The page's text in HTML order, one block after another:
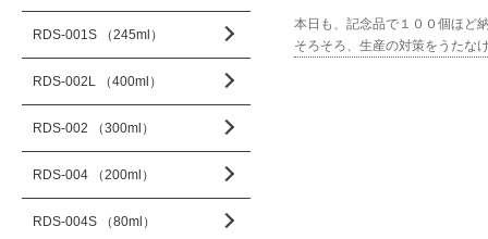
本日も、記念品で１００個ほど
そろそろ、生産の対策をうたな
RDS-001S （245ml）
RDS-002L （400ml）
RDS-002 （300ml）
RDS-004 （200ml）
RDS-004S （80ml）